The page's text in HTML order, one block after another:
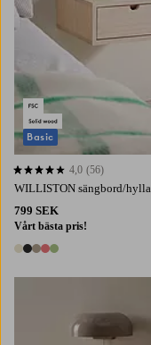
WILLISTON sängbord/hylla
799 SEK
Vårt bästa pris!
5 färger
4,0 baserat på 56 st betyg
4,0 (56)
Basic